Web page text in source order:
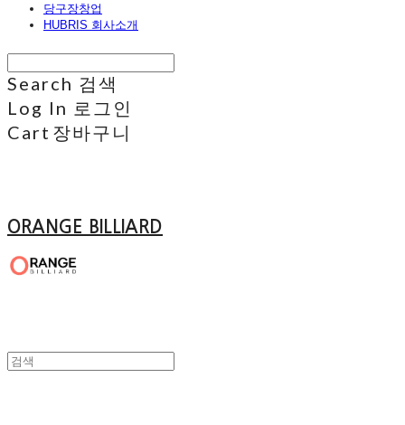
당구장창업
HUBRIS 회사소개
Search 검색
Log In 로그인
Cart 장바구니
ORANGE BILLIARD